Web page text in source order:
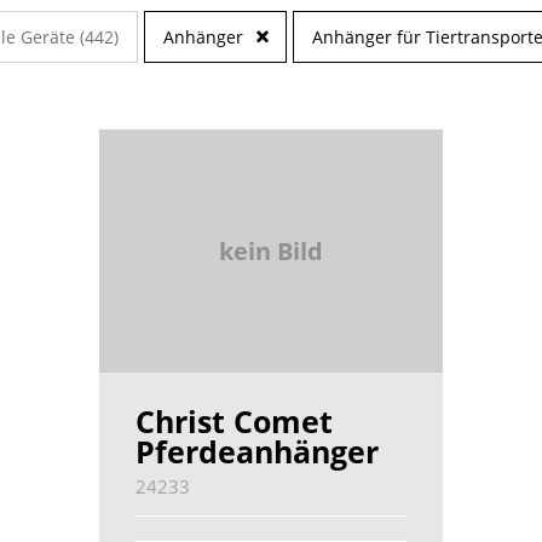
Geräte (442) Anhänger Anhänger für Tiertransporte
kein Bild
Christ Comet
Pferdeanhänger
24233